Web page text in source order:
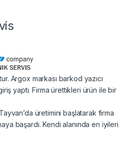
Argox markası barkod yazıcı
yaptı. Firma ürettikleri ürün ile bir
üretimini başlatarak firma
başardı. Kendi alanında en iyileri